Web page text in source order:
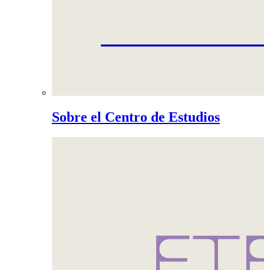
Sobre el Centro de Estudios